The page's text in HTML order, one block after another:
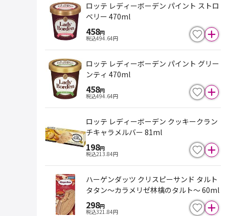
ロッテ レディーボーデン パイント ストロ
ベリー 470ml
458円
税込494.64円
ロッテ レディーボーデン パイント グリー
ンティ 470ml
458円
税込494.64円
ロッテ レディーボーデン クッキークラン
チキャラメルバー 81ml
198円
税込213.84円
ハーゲンダッツ クリスピーサンド タルト
タタン～カラメリゼ林檎のタルト～ 60ml
298円
税込321.84円